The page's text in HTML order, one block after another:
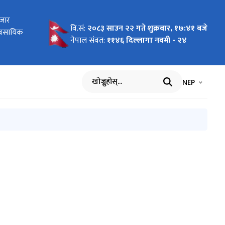
To
of
सूचना
वि.सं: २०८३ साउन २२ गते शुक्रबार, १७:४१ बजे
नेपाल संवत: ११४६ दिल्लागा नवमी - २४
खोज्नुहोस् भाषा चयन
NEP